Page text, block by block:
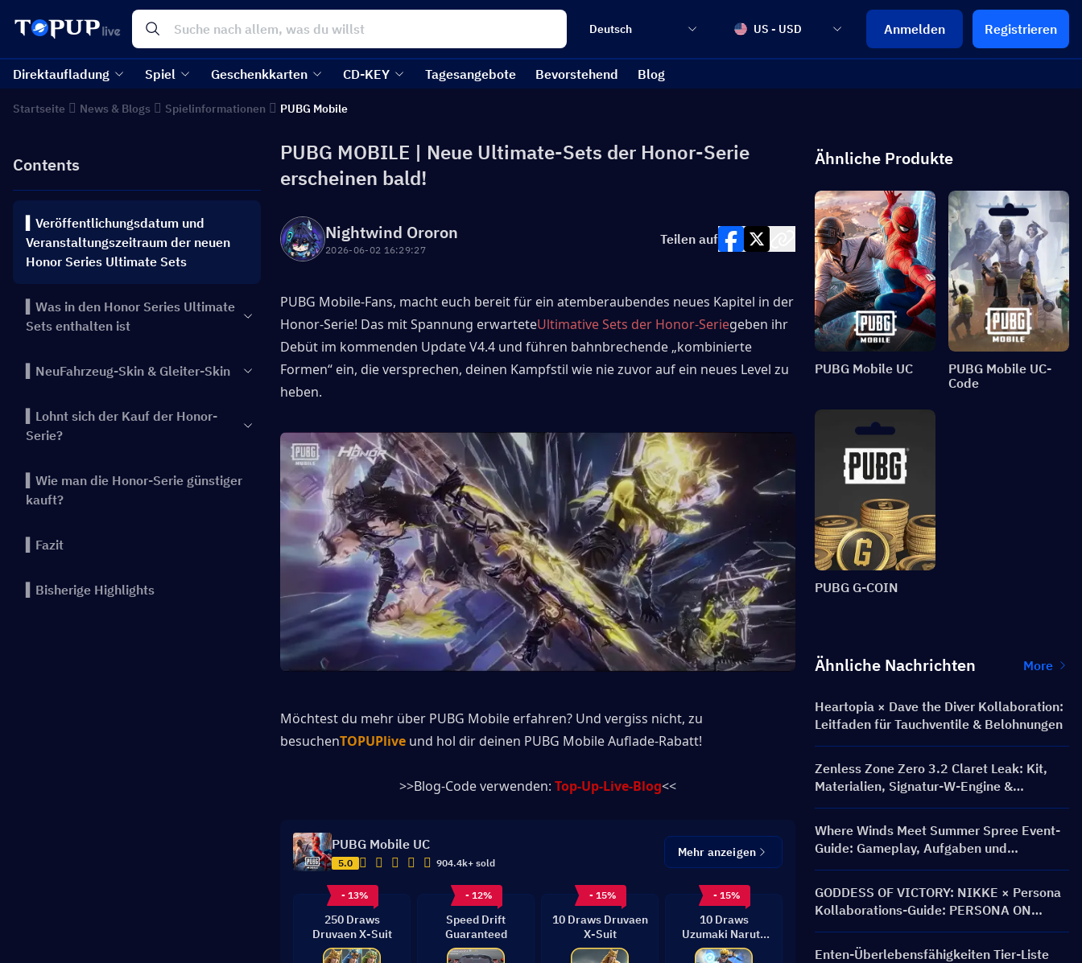
Deutsch US - USD Anmelden Registrieren
Direktaufladung Spiel Geschenkkarten CD-KEY Tagesangebote Bevorstehend Blog
Startseite News & Blogs Spielinformationen PUBG Mobile
Contents
▍Veröffentlichungsdatum und
Veranstaltungszeitraum der neuen
Honor Series Ultimate Sets
▍Was in den Honor Series Ultimate
Sets enthalten ist
▍NeuFahrzeug-Skin & Gleiter-Skin
▍Lohnt sich der Kauf der Honor-
Serie?
▍Wie man die Honor-Serie günstiger
kauft?
▍Fazit
▍Bisherige Highlights
PUBG MOBILE | Neue Ultimate-Sets der Honor-Serie
erscheinen bald!
Nightwind Ororon
2026-06-02 16:29:27
Teilen auf
PUBG Mobile-Fans, macht euch bereit für ein atemberaubendes neues Kapitel in der
Honor-Serie! Das mit Spannung erwarteteUltimative Sets der Honor-Seriegeben ihr
Debüt im kommenden Update V4.4 und führen bahnbrechende „kombinierte
Formen“ ein, die versprechen, deinen Kampfstil wie nie zuvor auf ein neues Level zu
heben.
Möchtest du mehr über PUBG Mobile erfahren? Und vergiss nicht, zu
besuchenTOPUPlive und hol dir deinen PUBG Mobile Auflade-Rabatt!
>>Blog-Code verwenden: Top-Up-Live-Blog<<
PUBG Mobile UC
5.0 904.4k+ sold
Mehr anzeigen
- 13%
250 Draws
Druvaen X-Suit
- 12%
Speed Drift
Guaranteed
- 15%
10 Draws Druvaen
X-Suit
- 15%
10 Draws
Uzumaki Naruto
Gilt
Ähnliche Produkte
PUBG Mobile UC
PUBG Mobile UC-
Code
PUBG G-COIN
Ähnliche Nachrichten More
Heartopia × Dave the Diver Kollaboration:
Leitfaden für Tauchventile & Belohnungen
Zenless Zone Zero 3.2 Claret Leak: Kit,
Materialien, Signatur-W-Engine &
Mindscape Cinema
Where Winds Meet Summer Spree Event-
Guide: Gameplay, Aufgaben und
Belohnungen
GODDESS OF VICTORY: NIKKE × Persona
Kollaborations-Guide: PERSONA ON
FRONTLINE Event, Charaktere, Banner &
Belohnungen
Enten-Überlebensfähigkeiten Tier-Liste